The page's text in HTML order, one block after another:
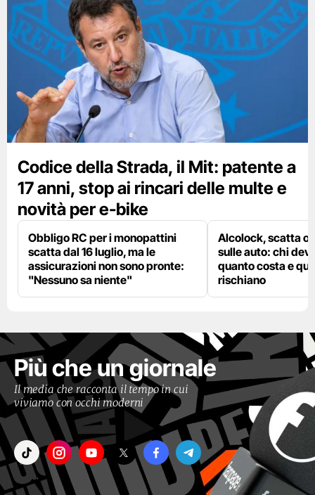
Codice della Strada, il Mit: patente a
17 anni, stop ai rincari delle multe e
novità per e-bike
Obbligo RC per i monopattini
scatta dal 16 luglio, ma le
assicurazioni non sono pronte:
"Nessuno sa niente"
Alcolock, scatta
sulle auto: chi
quanto costa e
rischiano
Più che un giornale
Il media che racconta il tempo in cui
viviamo con occhi moderni